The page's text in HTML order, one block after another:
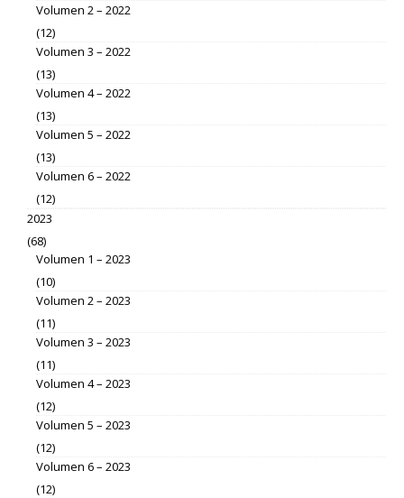
Volumen 2 – 2022
(12)
Volumen 3 – 2022
(13)
Volumen 4 – 2022
(13)
Volumen 5 – 2022
(13)
Volumen 6 – 2022
(12)
2023
(68)
Volumen 1 – 2023
(10)
Volumen 2 – 2023
(11)
Volumen 3 – 2023
(11)
Volumen 4 – 2023
(12)
Volumen 5 – 2023
(12)
Volumen 6 – 2023
(12)